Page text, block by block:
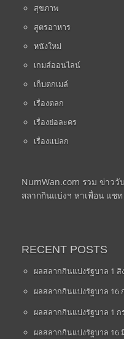
สุขภาพ
สูตรอาหาร
หนังใหม่
เกมส์ออนไลน์
เก็บตกเมล์
เรื่องตลก
เรื่องย่อละคร
เรื่องแปลก
NumWan.com รวม ข่าววั
สลากกินแบ่งฯ หาเพื่อน แช
RECENT POSTS
ผลสลากกินแบ่งรัฐบาล 1 สิ
ผลสลากกินแบ่งรัฐบาล 16
ผลสลากกินแบ่งรัฐบาล 1 ก
ผลสลากกินแบ่งรัฐบาล 16